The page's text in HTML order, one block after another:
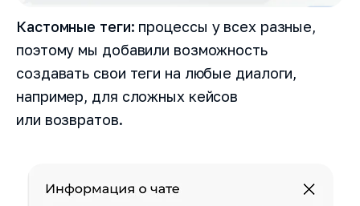
Кастомные теги: процессы у всех разные,
поэтому мы добавили возможность
создавать свои теги на любые диалоги,
например, для сложных кейсов
или возвратов.